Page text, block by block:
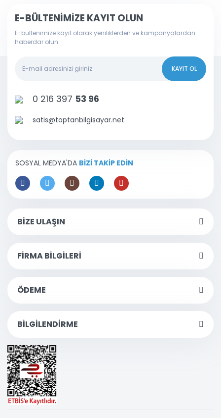
E-BÜLTENİMİZE KAYIT OLUN
E-bültenimize kayıt olarak yeniliklerden ve kampanyalardan
haberdar olun
KAYIT OL
0 216 397 53 96
satis@toptanbilgisayar.net
SOSYAL MEDYA'DA BİZİ TAKİP EDİN
BİZE ULAŞIN
FİRMA BİLGİLERİ
ÖDEME
BİLGİLENDİRME